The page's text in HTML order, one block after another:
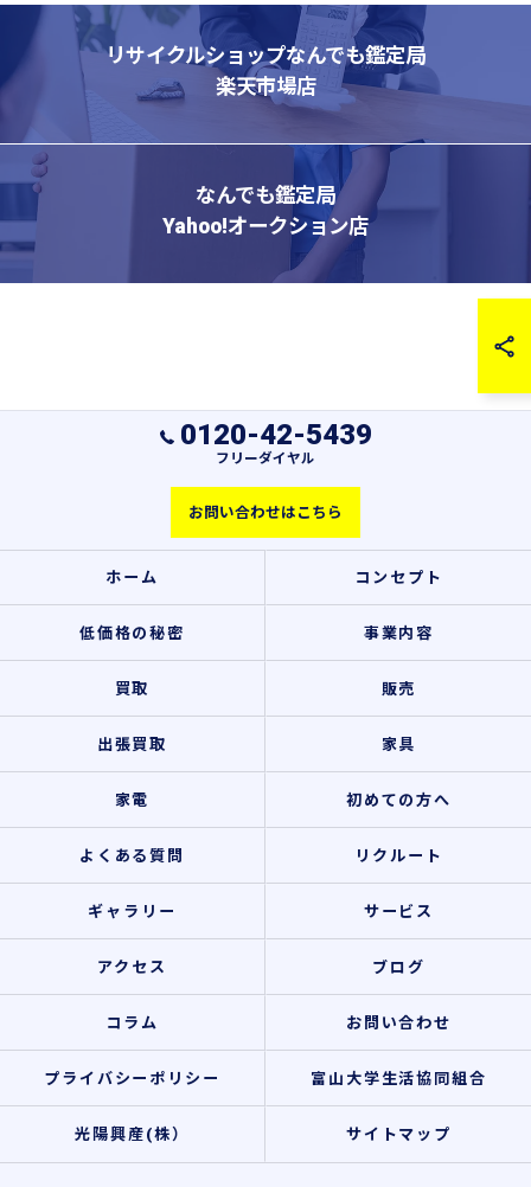
リサイクルショップなんでも鑑定局
楽天市場店
なんでも鑑定局
Yahoo!オークション店
0120-42-5439
フリーダイヤル
お問い合わせはこちら
ホーム コンセプト
低価格の秘密 事業内容
買取 販売
出張買取 家具
家電 初めての方へ
よくある質問 リクルート
ギャラリー サービス
アクセス ブログ
コラム お問い合わせ
プライバシーポリシー 富山大学生活協同組合
光陽興産(株） サイトマップ